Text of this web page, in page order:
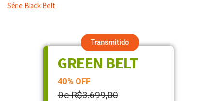
Série Black Belt
Transmitido
GREEN BELT
40% OFF
De R$3.699,00